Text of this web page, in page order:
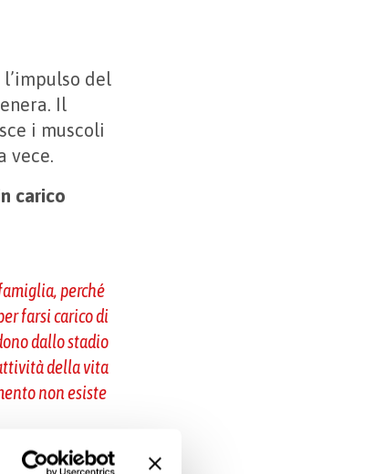
del
Il
i muscoli
vece.
carico
perché
farsi carico di
dallo stadio
della vita
non esiste